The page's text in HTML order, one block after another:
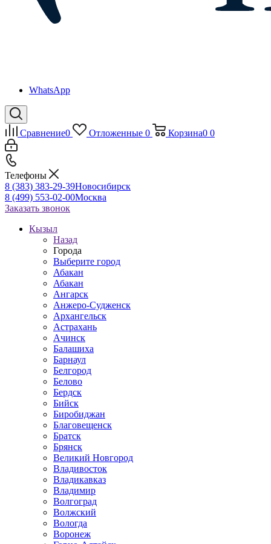
WhatsApp
Сравнение0 Отложенные 0 Корзина0 0
Телефоны
8 (383) 383-29-39Новосибирск
8 (499) 553-02-00Москва
Заказать звонок
Кызыл
Назад
Города
Выберите город
Абакан
Абакан
Ангарск
Анжеро-Судженск
Архангельск
Астрахань
Ачинск
Балашиха
Барнаул
Белгород
Белово
Бердск
Бийск
Биробиджан
Благовещенск
Братск
Брянск
Великий Новгород
Владивосток
Владикавказ
Владимир
Волгоград
Волжский
Вологда
Воронеж